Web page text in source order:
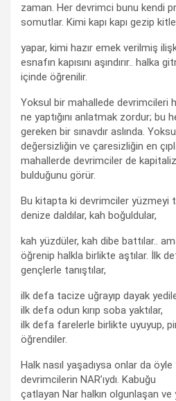
zaman. Her devrimci bunu kendi
somutlar. Kimi kapı kapı gezip kitle
yapar, kimi hazır emek verilmiş
esnafın kapısını aşındırır.. halka
içinde öğrenilir.
Yoksul bir mahallede devrimcileri
ne yaptığını anlatmak zordur; bu
gereken bir sınavdır aslında.
değersizliğin ve çaresizliğin en
mahallerde devrimciler de
bulduğunu görür.
Bu kitapta ki devrimciler yüzmeyi
denize daldılar, kah boğuldular,
kah yüzdüler, kah dibe battılar..
öğrenip halkla birlikte aştılar. İlk
gençlerle tanıştılar,
ilk defa tacize uğrayıp dayak
ilk defa odun kırıp soba yaktılar,
ilk defa farelerle birlikte uyuyup,
öğrendiler.
Halk nasıl yaşadıysa onlar da
devrimcilerin NAR’ıydı. Kabuğu
çatlayan Nar halkın olgunlaşan